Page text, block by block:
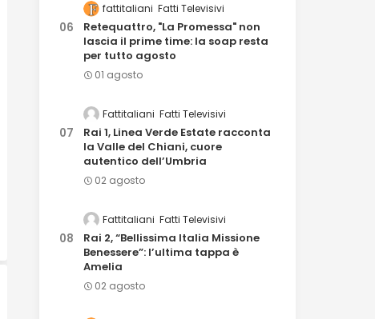
fattitaliani Fatti Televisivi
Retequattro, "La Promessa" non
lascia il prime time: la soap resta
per tutto agosto
01 agosto
Fattitaliani Fatti Televisivi
Rai 1, Linea Verde Estate racconta
la Valle del Chiani, cuore
autentico dell’Umbria
02 agosto
Fattitaliani Fatti Televisivi
Rai 2, “Bellissima Italia Missione
Benessere”: l’ultima tappa è
Amelia
02 agosto